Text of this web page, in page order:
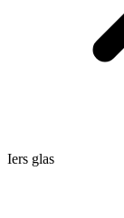
Iers glas